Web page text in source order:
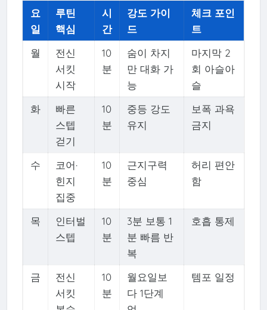
요
일
루틴
핵심
시
간
강도 가이
드
체크 포인
트
월
전신
서킷
시작
10
분
숨이 차지
만 대화 가
능
마지막 2
회 아슬아
슬
화
빠른
스텝
걷기
10
분
중등 강도
유지
보폭 과욕
금지
수
코어·
힌지
집중
10
분
근지구력
중심
허리 편안
함
목
인터벌
스텝
10
분
3분 보통 1
분 빠름 반
복
호흡 통제
금
전신
서킷
10
분
월요일보
다 1단계
템포 일정